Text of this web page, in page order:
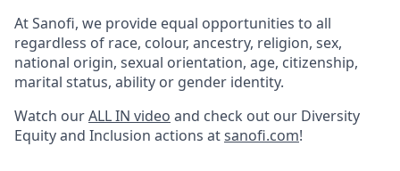
At Sanofi, we provide equal opportunities to all
regardless of race, colour, ancestry, religion, sex,
national origin, sexual orientation, age, citizenship,
marital status, ability or gender identity.
Watch ourALL IN video and check out our Diversity
Equity and Inclusion actions atsanofi.com!